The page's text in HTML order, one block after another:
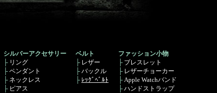
シルバーアクセサリー
├ リング
├ペンダント
├ ネックレス
├ ピアス
ベルト
├ レザー
├バックル
├ ﾚｯｸﾞﾍﾞﾙﾄ
ファッション小物
├ ブレスレット
├ レザーチョーカー
├Apple Watchバンド
├ハンドストラップ